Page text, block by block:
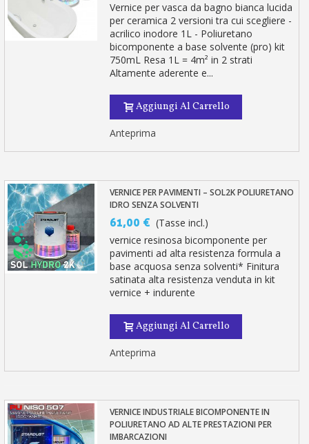
Vernice per vasca da bagno bianca lucida
per ceramica 2 versioni tra cui scegliere -
acrilico inodore 1L - Poliuretano
bicomponente a base solvente (pro) kit
750mL Resa 1L = 4m² in 2 strati
Altamente aderente e...
Aggiungi Al Carrello
Anteprima
VERNICE PER PAVIMENTI – SOL2K POLIURETANO
IDRO SENZA SOLVENTI
61,00 € (Tasse incl.)
vernice resinosa bicomponente per
pavimenti ad alta resistenza formula a
base acquosa senza solventi* Finitura
satinata alta resistenza venduta in kit
vernice + indurente
Aggiungi Al Carrello
Anteprima
VERNICE INDUSTRIALE BICOMPONENTE IN
POLIURETANO AD ALTE PRESTAZIONI PER
IMBARCAZIONI